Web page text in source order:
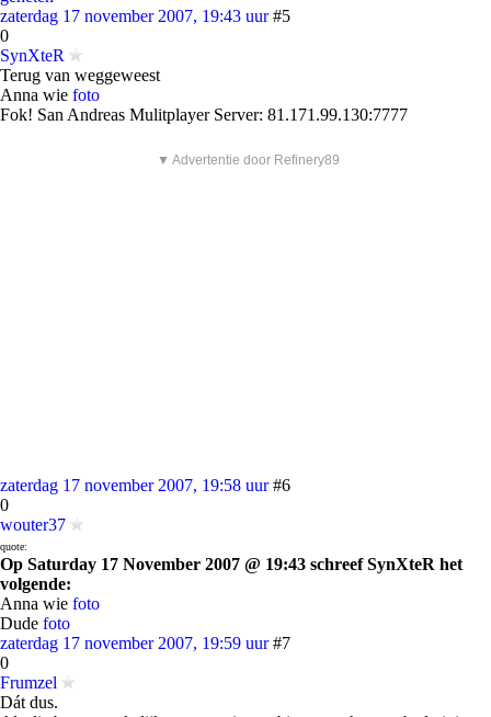
zaterdag 17 november 2007, 19:43 uur #5
0
SynXteR
Terug van weggeweest
Anna wie foto
Fok! San Andreas Mulitplayer Server: 81.171.99.130:7777
▼ Advertentie door Refinery89
zaterdag 17 november 2007, 19:58 uur #6
0
wouter37
quote:
Op Saturday 17 November 2007 @ 19:43 schreef SynXteR het
volgende:
Anna wie foto
Dude foto
zaterdag 17 november 2007, 19:59 uur #7
0
Frumzel
Dát dus.